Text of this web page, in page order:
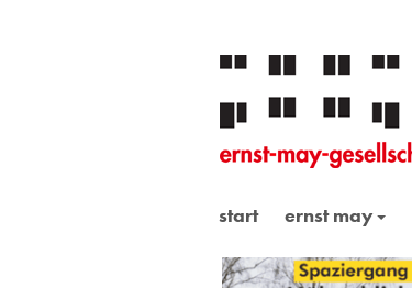
start ernst may